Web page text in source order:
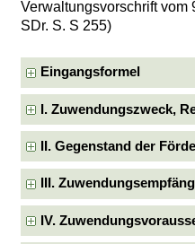
Verwaltungsvorschrift vom
SDr. S. S 255)
Eingangsformel
I. Zuwendungszweck,
II. Gegenstand der
III.
IV.